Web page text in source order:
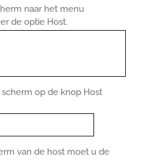
naar het menu
de optie Host.
op de knop Host
van de host moet u de